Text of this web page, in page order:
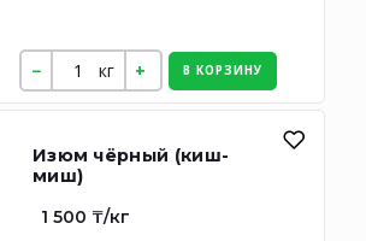
кг В КОРЗИНУ
Изюм чёрный (киш-
миш)
1 500 ₸/кг